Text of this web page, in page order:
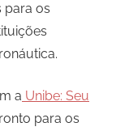
para os
a Unibe: Seu
para os